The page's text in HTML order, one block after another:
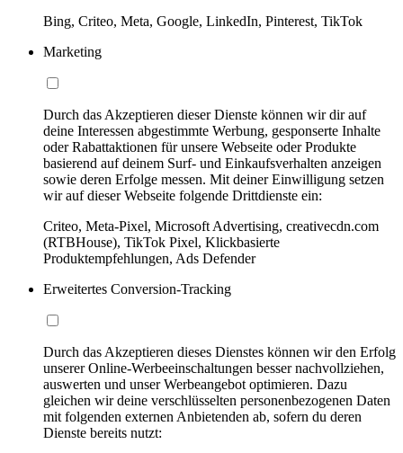
Bing, Criteo, Meta, Google, LinkedIn, Pinterest, TikTok
Marketing
Durch das Akzeptieren dieser Dienste können wir dir auf
deine Interessen abgestimmte Werbung, gesponserte Inhalte
oder Rabattaktionen für unsere Webseite oder Produkte
basierend auf deinem Surf- und Einkaufsverhalten anzeigen
sowie deren Erfolge messen. Mit deiner Einwilligung setzen
wir auf dieser Webseite folgende Drittdienste ein:
Criteo, Meta-Pixel, Microsoft Advertising, creativecdn.com
(RTBHouse), TikTok Pixel, Klickbasierte
Produktempfehlungen, Ads Defender
Erweitertes Conversion-Tracking
Durch das Akzeptieren dieses Dienstes können wir den Erfolg
unserer Online-Werbeeinschaltungen besser nachvollziehen,
auswerten und unser Werbeangebot optimieren. Dazu
gleichen wir deine verschlüsselten personenbezogenen Daten
mit folgenden externen Anbietenden ab, sofern du deren
Dienste bereits nutzt: